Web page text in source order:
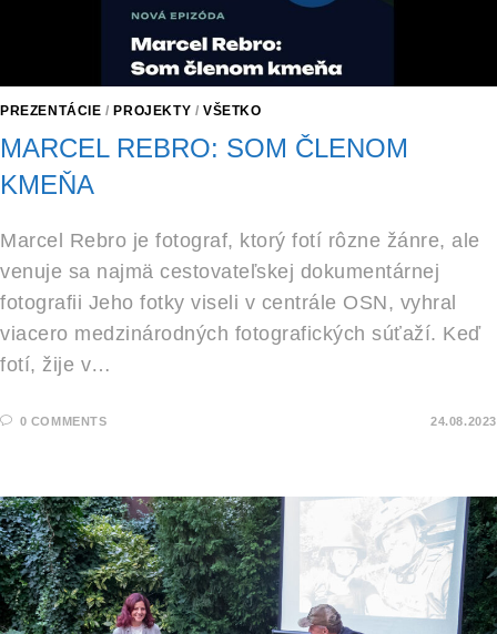
PREZENTÁCIE /PROJEKTY /VŠETKO
MARCEL REBRO: SOM ČLENOM
KMEŇA
Marcel Rebro je fotograf, ktorý fotí rôzne žánre, ale
venuje sa najmä cestovateľskej dokumentárnej
fotografii Jeho fotky viseli v centrále OSN, vyhral
viacero medzinárodných fotografických súťaží. Keď
fotí, žije v…
0 COMMENTS 24.08.2023